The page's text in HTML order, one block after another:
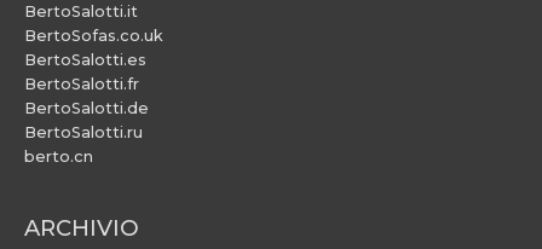
BertoSalotti.it
BertoSofas.co.uk
BertoSalotti.es
BertoSalotti.fr
BertoSalotti.de
BertoSalotti.ru
berto.cn
ARCHIVIO
ARCHIVIO